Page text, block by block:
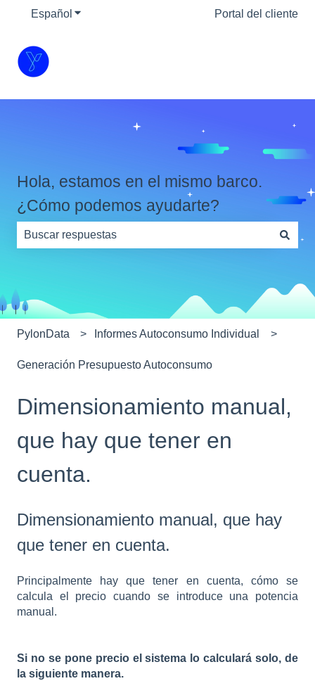
Español Traducciones de Mostrar submenú de
Portal del cliente
Hola, estamos en el mismo barco.
¿Cómo podemos ayudarte?
PylonData Informes Autoconsumo Individual
Generación Presupuesto Autoconsumo
Dimensionamiento manual,
que hay que tener en
cuenta.
Dimensionamiento manual, que hay
que tener en cuenta.
Principalmente hay que tener en cuenta, cómo se
calcula el precio cuando se introduce una potencia
manual.
Si no se pone precio el sistema lo calculará solo, de
la siguiente manera.